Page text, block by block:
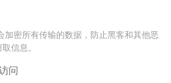
加密所有传输的数据，防止黑客和其他恶
信息。
问